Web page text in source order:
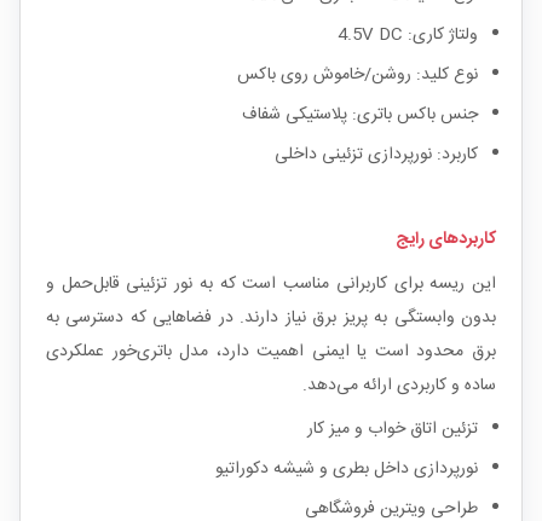
ولتاژ کاری: 4.5V DC
نوع کلید: روشن/خاموش روی باکس
جنس باکس باتری: پلاستیکی شفاف
کاربرد: نورپردازی تزئینی داخلی
کاربردهای رایج
این ریسه برای کاربرانی مناسب است که به نور تزئینی قابل‌حمل و
بدون وابستگی به پریز برق نیاز دارند. در فضاهایی که دسترسی به
برق محدود است یا ایمنی اهمیت دارد، مدل باتری‌خور عملکردی
ساده و کاربردی ارائه می‌دهد.
تزئین اتاق خواب و میز کار
نورپردازی داخل بطری و شیشه دکوراتیو
طراحی ویترین فروشگاهی